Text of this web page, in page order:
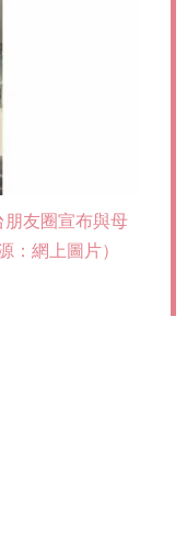
友圈宣布與母
：網上圖片）